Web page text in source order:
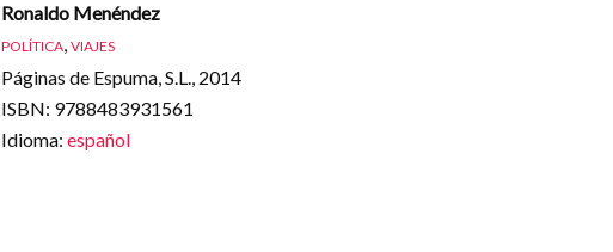
Ronaldo Menéndez
POLÍTICA, VIAJES
Páginas de Espuma, S.L., 2014
ISBN: 9788483931561
Idioma: español